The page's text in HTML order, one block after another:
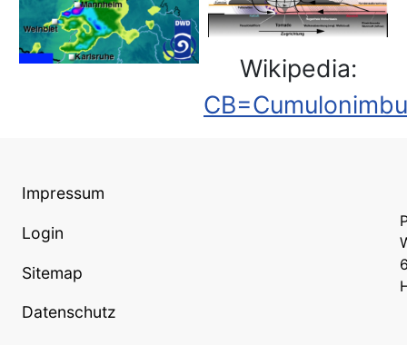
Wikipedia:
Impressum
Login
Sitemap
Datenschutz